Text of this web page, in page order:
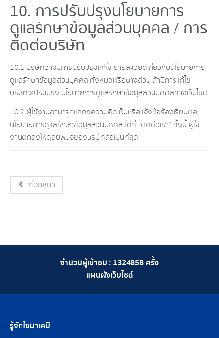
10. การปรับปรุงนโยบายการ
ดูแลรักษาข้อมูลส่วนบุคคล / การ
ติดต่อบริษัท
10.1 บริษัทอาจมีการปรับปรุงแก้ไข รายละเอียดเกี่ยวกับนโยบายการ
ดูแลรักษาข้อมูลส่วนบุคคล ทั้งหมดหรือบางส่วน ถ้ามีการแก้ไข
บริษัทจะปรับปรุง นโยบายการดูแลรักษาข้อมูลส่วนบุคคลทางเว็บไซต์
10.2 ผู้ใช้งานสามารถแสดงความคิดเห็นหรือแจ้งข้อร้องเรียนต่อ
นโยบายการดูแลรักษาข้อมูลส่วนบุคคล ได้ที่ “ติดต่อเรา” ทั้งนี้ ผู้ใช้
งานตกลงให้ดุลยพินิจของบริษัทถือเป็นที่สุด
ก่อนหน้า
จำนวนผู้เข้าชม : 1324858 ครั้ง
แผนผังเว็บไซต์
รู้จักไซมาเคมี